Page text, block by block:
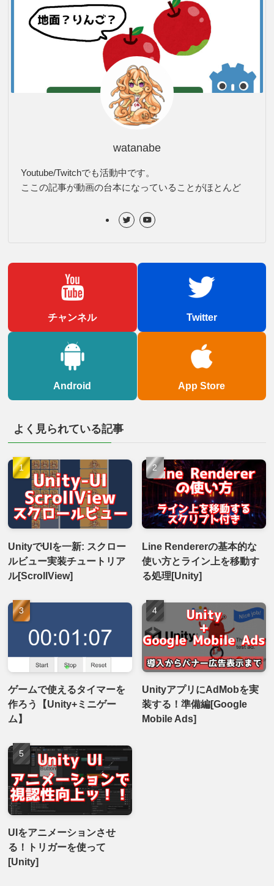
watanabe
Youtube/Twitchでも活動中です。
ここの記事が動画の台本になっていることがほとんど
チャンネル Twitter
Android App Store
よく見られている記事
UnityでUIを一新: スクロー
ルビュー実装チュートリア
ル[ScrollView]
Line Rendererの基本的な
使い方とライン上を移動す
る処理[Unity]
ゲームで使えるタイマーを
作ろう【Unity+ミニゲー
ム】
UnityアプリにAdMobを実
装する！準備編[Google
Mobile Ads]
UIをアニメーションさせ
る！トリガーを使って
[Unity]